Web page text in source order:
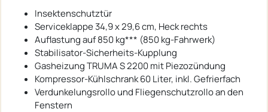
Insektenschutztür
Serviceklappe 34,9 x 29,6 cm, Heck rechts
Auflastung auf 850 kg*** (850 kg-Fahrwerk)
Stabilisator-Sicherheits-Kupplung
Gasheizung TRUMA S 2200 mit Piezozündung
Kompressor-Kühlschrank 60 Liter, inkl. Gefrierfach
Verdunkelungsrollo und Fliegenschutzrollo an den
Fenstern